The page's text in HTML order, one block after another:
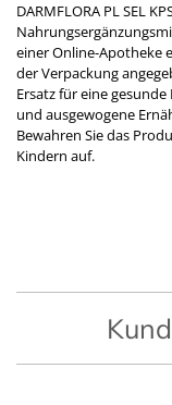
DARMFLORA PL SEL
einer Online-Apotheke
der Verpackung
Ersatz für eine
und ausgewogene
Bewahren Sie das
Kindern auf.